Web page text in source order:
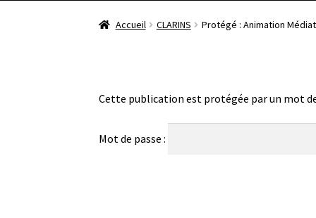
Accueil CLARINS Protégé : Animation
Cette publication est protégée par un mot
Mot de passe :